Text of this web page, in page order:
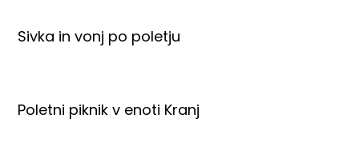
Sivka in vonj po poletju
Poletni piknik v enoti Kranj